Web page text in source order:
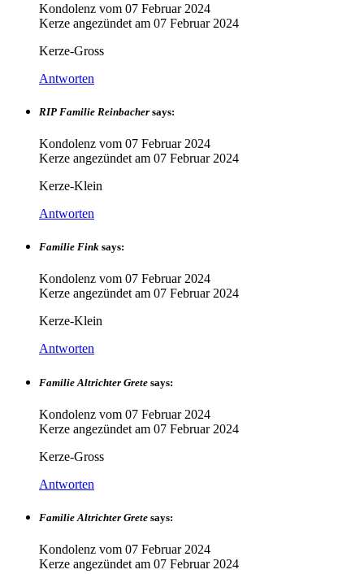
Kondolenz vom 07 Februar 2024
Kerze angezündet am 07 Februar 2024
Kerze-Gross
Antworten
RIP Familie Reinbacher says:
Kondolenz vom 07 Februar 2024
Kerze angezündet am 07 Februar 2024
Kerze-Klein
Antworten
Familie Fink says:
Kondolenz vom 07 Februar 2024
Kerze angezündet am 07 Februar 2024
Kerze-Klein
Antworten
Familie Altrichter Grete says:
Kondolenz vom 07 Februar 2024
Kerze angezündet am 07 Februar 2024
Kerze-Gross
Antworten
Familie Altrichter Grete says:
Kondolenz vom 07 Februar 2024
Kerze angezündet am 07 Februar 2024